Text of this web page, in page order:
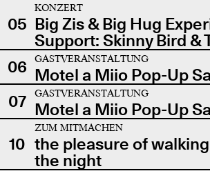
05
KONZERT
Big Zis & Big Hug
Support: Skinny Bird &
06
GASTVERANSTALTUNG
Motel a Miio Pop-Up
07
GASTVERANSTALTUNG
Motel a Miio Pop-Up
10
ZUM MITMACHEN
the pleasure of
the night